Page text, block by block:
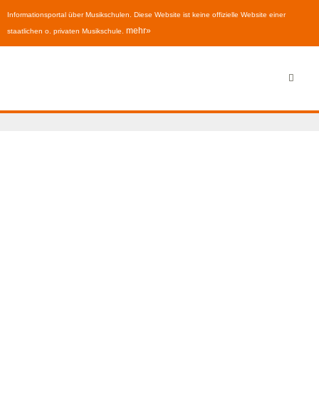
Informationsportal über Musikschulen. Diese Website ist keine offizielle Website einer
staatlichen o. privaten Musikschule. mehr»